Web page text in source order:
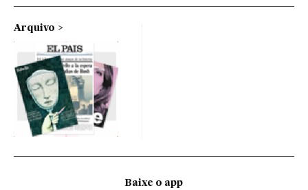
Arquivo
Baixe o app